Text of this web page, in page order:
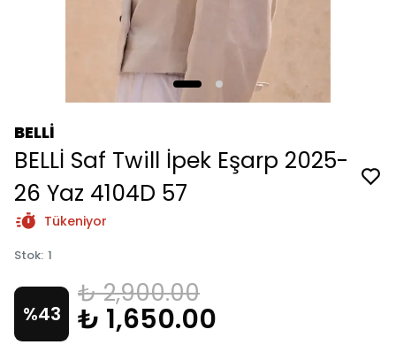
BELLİ
BELLİ Saf Twill İpek Eşarp 2025-
26 Yaz 4104D 57
Tükeniyor
Stok: 1
%43
₺ 2,900.00
₺ 1,650.00